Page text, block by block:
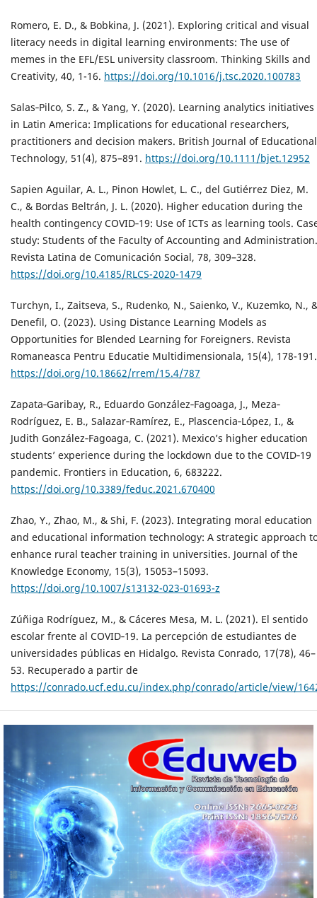
Romero, E. D., & Bobkina, J. (2021). Exploring critical and visual
literacy needs in digital learning environments: The use of
memes in the EFL/ESL university classroom. Thinking Skills and
Creativity, 40, 1-16. https://doi.org/10.1016/j.tsc.2020.100783
Salas‐Pilco, S. Z., & Yang, Y. (2020). Learning analytics initiatives
in Latin America: Implications for educational researchers,
practitioners and decision makers. British Journal of Educational
Technology, 51(4), 875–891. https://doi.org/10.1111/bjet.12952
Sapien Aguilar, A. L., Pinon Howlet, L. C., del Gutiérrez Diez, M.
C., & Bordas Beltrán, J. L. (2020). Higher education during the
health contingency COVID‐19: Use of ICTs as learning tools.
study: Students of the Faculty of Accounting and Administration.
Revista Latina de Comunicación Social, 78, 309–328.
https://doi.org/10.4185/RLCS-2020-1479
Turchyn, I., Zaitseva, S., Rudenko, N., Saienko, V., Kuzemko, N.,
Denefil, O. (2023). Using Distance Learning Models as
Opportunities for Blended Learning for Foreigners. Revista
Romaneasca Pentru Educatie Multidimensionala, 15(4), 178-191.
https://doi.org/10.18662/rrem/15.4/787
Zapata‐Garibay, R., Eduardo González‐Fagoaga, J., Meza‐
Rodríguez, E. B., Salazar‐Ramírez, E., Plascencia‐López, I., &
Judith González‐Fagoaga, C. (2021). Mexico’s higher education
students’ experience during the lockdown due to the COVID‐19
pandemic. Frontiers in Education, 6, 683222.
https://doi.org/10.3389/feduc.2021.670400
Zhao, Y., Zhao, M., & Shi, F. (2023). Integrating moral education
and educational information technology: A strategic approach
enhance rural teacher training in universities. Journal of the
Knowledge Economy, 15(3), 15053–15093.
https://doi.org/10.1007/s13132-023-01693-z
Zúñiga Rodríguez, M., & Cáceres Mesa, M. L. (2021). El sentido
escolar frente al COVID‐19. La percepción de estudiantes de
universidades públicas en Hidalgo. Revista Conrado, 17(78), 46–
53. Recuperado a partir de
https://conrado.ucf.edu.cu/index.php/conrado/article/view/